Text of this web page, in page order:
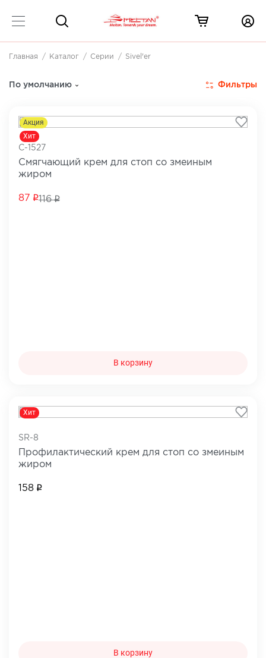
Главная Каталог Серии Sivel'er
По умолчанию Фильтры
Акция
Хит
C-1527
Смягчающий крем для стоп со змеиным
жиром
87 116
В корзину
Хит
SR-8
Профилактический крем для стоп со змеиным
жиром
158
В корзину